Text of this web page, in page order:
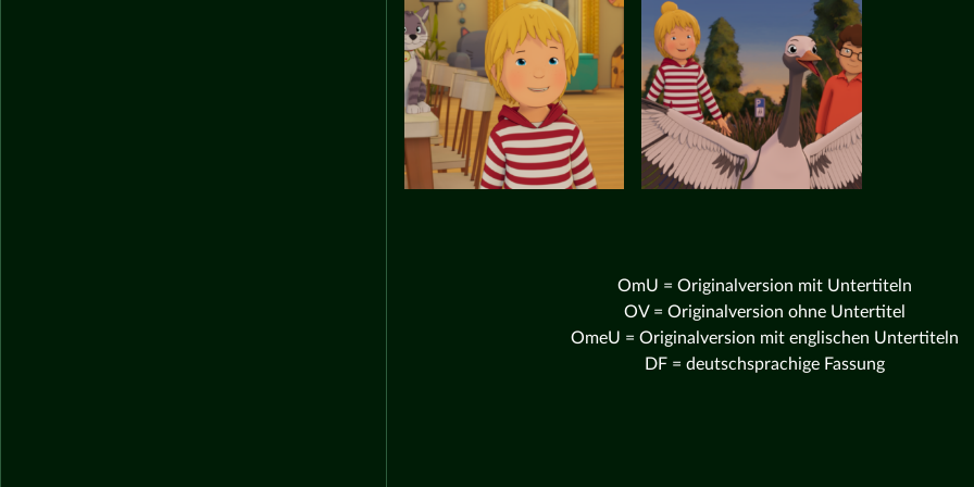
OmU = Originalversion mit Untertiteln
OV = Originalversion ohne Untertitel
OmeU = Originalversion mit englischen Untertiteln
DF = deutschsprachige Fassung